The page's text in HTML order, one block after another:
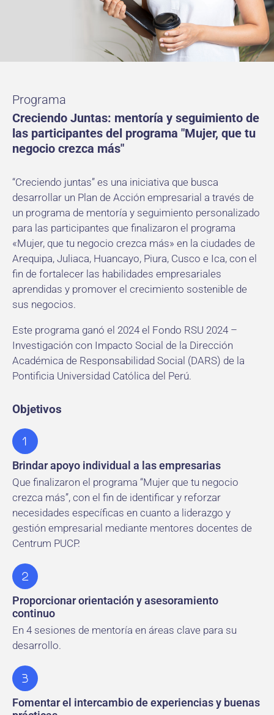
Programa
Creciendo Juntas: mentoría y seguimiento de
las participantes del programa "Mujer, que tu
negocio crezca más"
“Creciendo juntas” es una iniciativa que busca
desarrollar un Plan de Acción empresarial a través de
un programa de mentoría y seguimiento personalizado
para las participantes que finalizaron el programa
«Mujer, que tu negocio crezca más» en la ciudades de
Arequipa, Juliaca, Huancayo, Piura, Cusco e Ica, con el
fin de fortalecer las habilidades empresariales
aprendidas y promover el crecimiento sostenible de
sus negocios.
Este programa ganó el 2024 el Fondo RSU 2024 –
Investigación con Impacto Social de la Dirección
Académica de Responsabilidad Social (DARS) de la
Pontificia Universidad Católica del Perú.
Objetivos
Brindar apoyo individual a las empresarias
Que finalizaron el programa “Mujer que tu negocio
crezca más”, con el fin de identificar y reforzar
necesidades específicas en cuanto a liderazgo y
gestión empresarial mediante mentores docentes de
Centrum PUCP.
Proporcionar orientación y asesoramiento
continuo
En 4 sesiones de mentoría en áreas clave para su
desarrollo.
Fomentar el intercambio de experiencias y buenas